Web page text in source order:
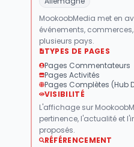
MookoobMedia met en
événements,
plusieurs pays.
TYPES DE PAGES
Pages Commentateurs
Pages Activités
Pages Complètes (Hub
VISIBILITÉ
L'affichage sur
pertinence, l'actualité et
proposés.
RÉFÉRENCEMENT